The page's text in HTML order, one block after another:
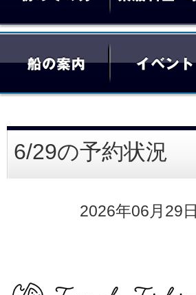
6/29の予約状況
2026年06月29